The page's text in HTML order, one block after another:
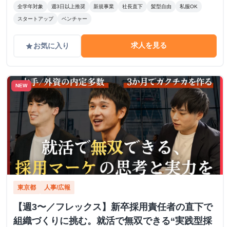
全学年対象 週3日以上推奨 新規事業 社長直下 髪型自由 私服OK
スタートアップ ベンチャー
gradeお気に入り 求人を見る
NEW
東京都 人事/広報
【週3〜／フレックス】新卒採用責任者の直下で
組織づくりに挑む。就活で無双できる“実践型採